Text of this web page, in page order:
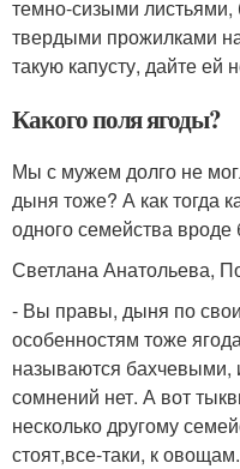
темно-сизыми
твердыми прожилками
такую капусту, дайте ей
Какого поля ягоды?
Мы с мужем долго не
дыня тоже? А как тогда
одного семейства вроде
Светлана Анатольева,
- Вы правы, дыня по
особенностям тоже
называются бахчевыми,
сомнений нет. А вот
несколько другому
стоят,все-таки, к овощам.